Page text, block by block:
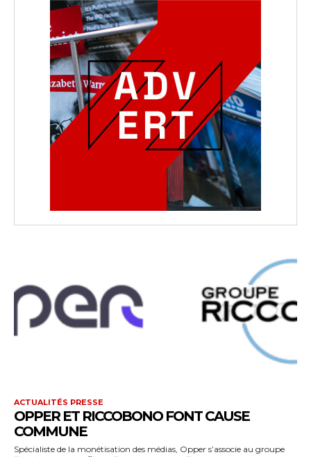
ACTUALITÉS PRESSE
OPPER ET RICCOBONO FONT CAUSE
COMMUNE
Spécialiste de la monétisation des médias, Opper s’associe au groupe